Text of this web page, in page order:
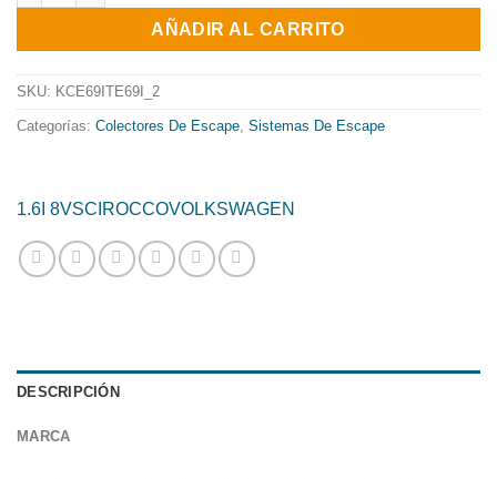
original
era:
869.18€.
actual
es:
702.66€.
AÑADIR AL CARRITO
SKU: KCE69ITE69I_2
Categorías: Colectores De Escape Sistemas De Escape
1.6I 8VSCIROCCOVOLKSWAGEN
DESCRIPCIÓN
MARCA